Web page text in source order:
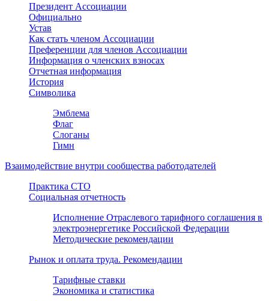
Президент Ассоциации
Официально
Устав
Как стать членом Ассоциации
Преференции для членов Ассоциации
Информация о членских взносах
Отчетная информация
История
Символика
Эмблема
Флаг
Слоганы
Гимн
Взаимодействие внутри сообщества работодателей
Практика СТО
Социальная отчетность
Исполнение Отраслевого тарифного соглашения в
электроэнергетике Российской Федерации
Методические рекомендации
Рынок и оплата труда. Рекомендации
Тарифные ставки
Экономика и статистика